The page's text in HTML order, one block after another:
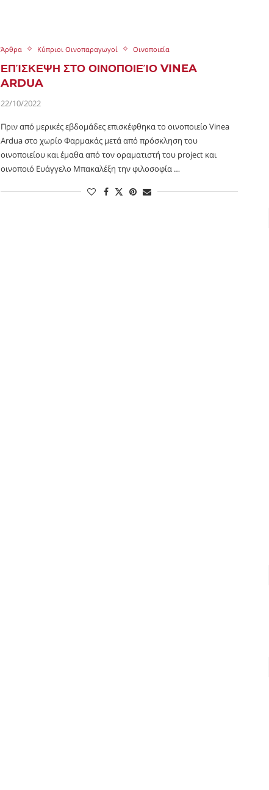
Άρθρα Κύπριοι Οινοπαραγωγοί Οινοποιεία
ΕΠΊΣΚΕΨΗ ΣΤΟ ΟΙΝΟΠΟΙΕΊΟ VINEA
ARDUA
22/10/2022
Πριν από μερικές εβδομάδες επισκέφθηκα το οινοποιείο Vinea
Ardua στο χωρίο Φαρμακάς μετά από πρόσκληση του
οινοποιείου και έμαθα από τον οραματιστή του project και
οινοποιό Ευάγγελο Μπακαλέξη την φιλοσοφία …